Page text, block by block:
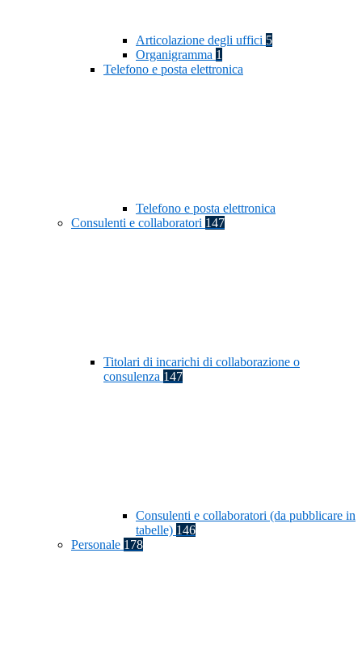
Articolazione degli uffici 5
Organigramma 1
Telefono e posta elettronica
Telefono e posta elettronica
Consulenti e collaboratori 147
Titolari di incarichi di collaborazione o
consulenza 147
Consulenti e collaboratori (da pubblicare in
tabelle) 146
Personale 178